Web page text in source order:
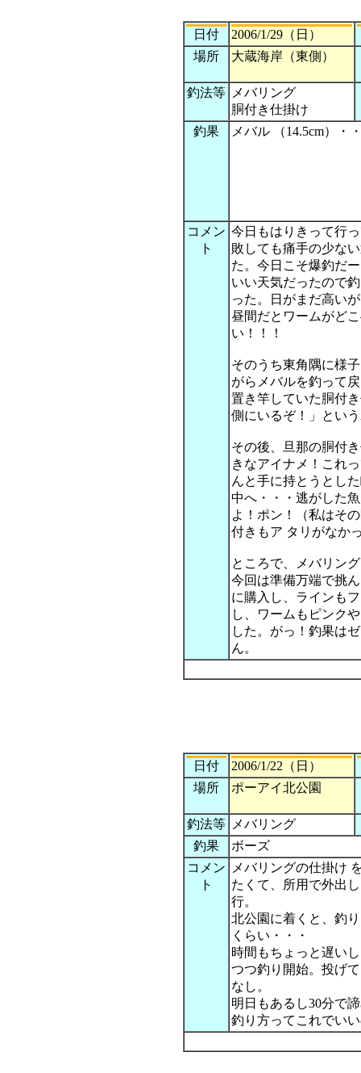
日付
2006/1/29（日）
場所
大蔵海岸（東側）
釣法等
メバリング
胴付き仕掛け
釣果
メバル （14.5cm）・
コメン
ト
今日もはりきって行
敗しても痛手の少な
た。今日こそ爆釣だ
いい天気だったので
った。日がまだ高い
昼間だとワームがど
い！！！
そのうち東角隅に様
がらメバルを釣って
置き竿していた胴付
側にいるぞ！」とい
その後、旦那の胴付
きなアイナメ！これ
んと手に持とうとし
中へ・・・逃がした
よ！ポン！（私はそ
付きもア タリがなか
ところで、メバリン
今回は準備万端で挑
に購入し、ラインも
し、ワームもピンク
した。がっ！釣果は
ん。
日付
2006/1/22（日）
場所
ポーアイ北公園
釣法等
メバリング
釣果
ボーズ
コメン
ト
メバリングの仕掛け
たくて、所用で外出
行。
北公園に着くと、釣
くらい・・・
時間もちょっと遅い
つつ釣り開始。投げ
なし。
明日もあるし30分で
釣り方ってこれでい